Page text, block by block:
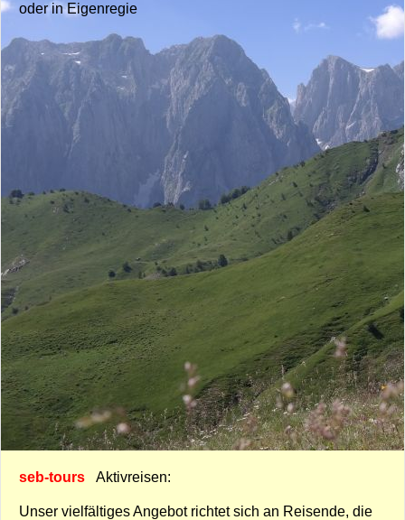
oder in Eigenregie
seb-tours Aktivreisen:
Unser vielfältiges Angebot richtet sich an Reisende, die